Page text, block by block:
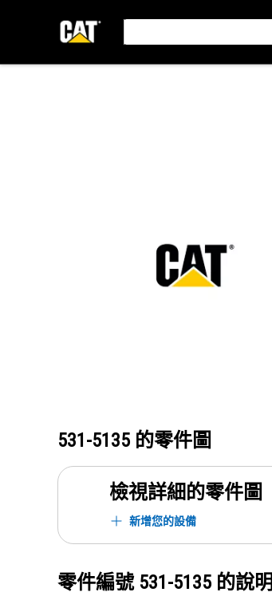
531-5135 的零件圖
檢視詳細的零件圖
新增您的設備
零件編號 531-5135 的說明